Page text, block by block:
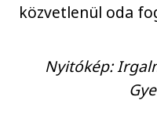
közvetlenül oda
Nyitókép: